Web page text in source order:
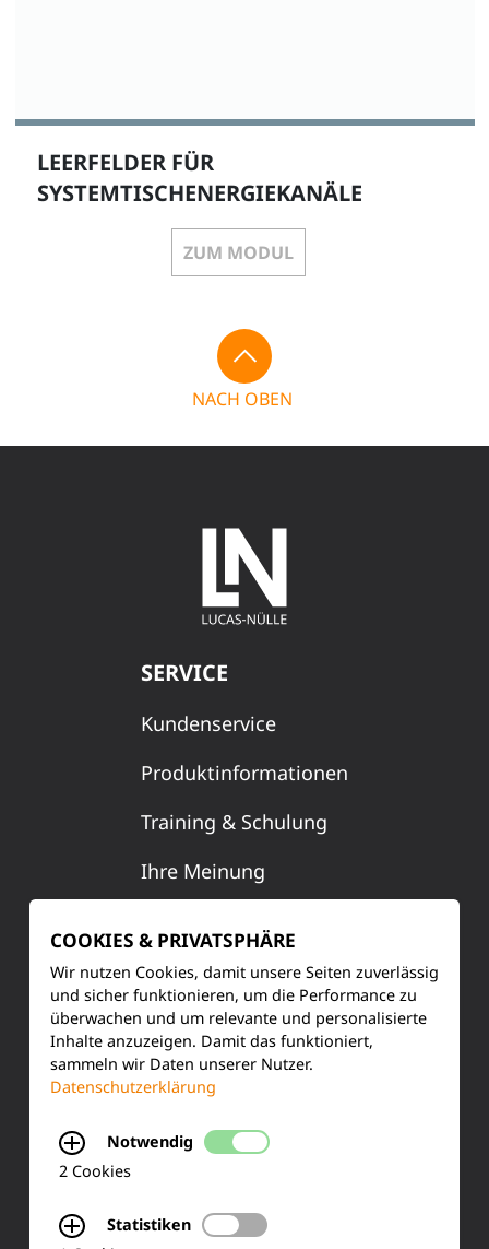
LEERFELDER FÜR
SYSTEMTISCHENERGIEKANÄLE
ZUM MODUL
NACH OBEN
SERVICE
Kundenservice
Produktinformationen
Training & Schulung
Ihre Meinung
KONTAKT
Siemensstraße 2
Tel.: +49 (0) 2273-567 0
Fax: +49 (0) 2273 567 30
COOKIES & PRIVATSPHÄRE
Wir nutzen Cookies, damit unsere Seiten zuverlässig
und sicher funktionieren, um die Performance zu
überwachen und um relevante und personalisierte
Inhalte anzuzeigen. Damit das funktioniert,
sammeln wir Daten unserer Nutzer.
Datenschutzerklärung
Notwendig
2 Cookies
Statistiken